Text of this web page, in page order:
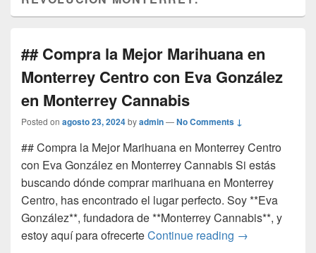
## Compra la Mejor Marihuana en
Monterrey Centro con Eva González
en Monterrey Cannabis
Posted on agosto 23, 2024byadmin—No Comments ↓
## Compra la Mejor Marihuana en Monterrey Centro
con Eva González en Monterrey Cannabis Si estás
buscando dónde comprar marihuana en Monterrey
Centro, has encontrado el lugar perfecto. Soy **Eva
González**, fundadora de **Monterrey Cannabis**, y
estoy aquí para ofrecerteContinue reading ## Compra la
→